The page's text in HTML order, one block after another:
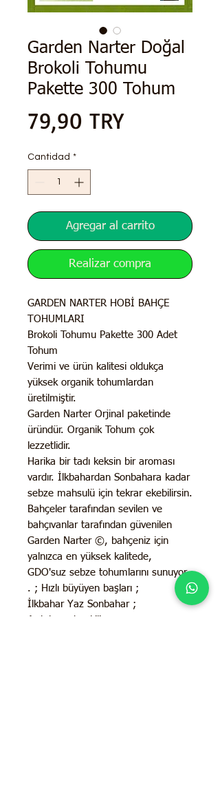
Garden Narter Doğal
Brokoli Tohumu
Pakette 300 Tohum
79,90 TRYPrecio
Cantidad *
Agregar al carrito
Realizar compra
GARDEN NARTER HOBİ BAHÇE
TOHUMLARI
Brokoli Tohumu Pakette 300 Adet
Tohum
Verimi ve ürün kalitesi oldukça
yüksek organik tohumlardan
üretilmiştir.
Garden Narter Orjinal paketinde
üründür. Organik Tohum çok
lezzetlidir.
Harika bir tadı keksin bir aroması
vardır. İlkbahardan Sonbahara kadar
sebze mahsulü için tekrar ekebilirsin.
Bahçeler tarafından sevilen ve
bahçıvanlar tarafından güvenilen
Garden Narter ©, bahçeniz için
yalnızca en yüksek kalitede,
GDO'suz sebze tohumlarını sunuyor.
. ; Hızlı büyüyen başları ;
İlkbahar Yaz Sonbahar ;